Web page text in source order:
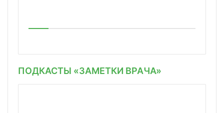
ПОДКАСТЫ «ЗАМЕТКИ ВРАЧА»